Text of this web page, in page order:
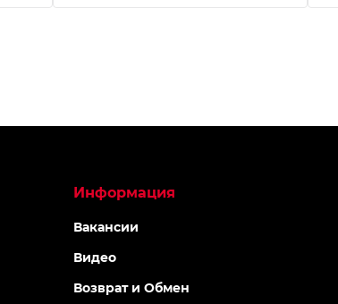
Информация
Вакансии
Видео
Возврат и Обмен